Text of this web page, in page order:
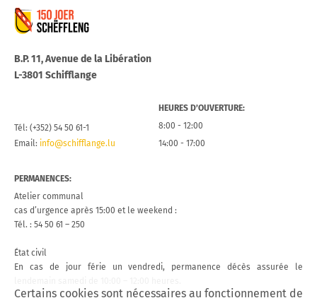
B.P. 11, Avenue de la Libération
L-3801 Schifflange
Tél: (+352) 54 50 61-1
Email: info@schifflange.lu
HEURES D’OUVERTURE:
8:00 - 12:00
14:00 - 17:00
PERMANENCES:
Atelier communal
cas d’urgence après 15:00 et le weekend :
Tél. : 54 50 61 – 250
État civil
En cas de jour férie un vendredi, permanence décès assurée le
Certains cookies sont nécessaires au fonctionnement de